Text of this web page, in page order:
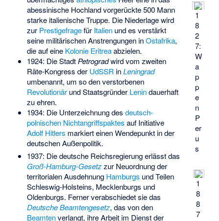
1
8
2
7:
W
a
p
p
e
n
P
er
u
s
1
8
8
7
abessinische Hochland vorgerückte 500 Mann
starke italienische Truppe. Die Niederlage wird
zur Prestigefragefür Italienund es verstärkt
seine militärischen Anstrengungen inOstafrika,
die auf eine Kolonie Eritreaabzielen.
1924: Die StadtPetrogradwird vom zweiten
Räte-Kongress der UdSSRinLeningrad
umbenannt, um so den verstorbenen
Revolutionärund Staatsgründer Lenindauerhaft
zu ehren.
1934: Die Unterzeichnung des deutsch-
polnischen Nichtangriffspaktes auf Initiative
Adolf Hitlers markiert einen Wendepunkt in der
deutschen Außenpolitik.
1937: Die deutsche Reichsregierung erlässt das
Groß-Hamburg-Gesetzzur Neuordnung der
territorialen Ausdehnung Hamburgs und Teilen
Schleswig-Holsteins, Mecklenburgs und
Oldenburgs. Ferner verabschiedet sie das
Deutsche Beamtengesetz, das von den
Beamtenverlangt, ihre Arbeit im Dienst der